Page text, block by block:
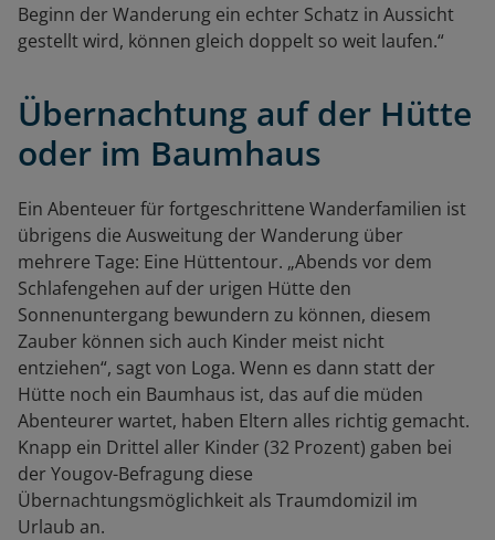
Beginn der Wanderung ein echter Schatz in Aussicht
gestellt wird, können gleich doppelt so weit laufen.“
Übernachtung auf der Hütte
oder im Baumhaus
Ein Abenteuer für fortgeschrittene Wanderfamilien ist
übrigens die Ausweitung der Wanderung über
mehrere Tage: Eine Hüttentour. „Abends vor dem
Schlafengehen auf der urigen Hütte den
Sonnenuntergang bewundern zu können, diesem
Zauber können sich auch Kinder meist nicht
entziehen“, sagt von Loga. Wenn es dann statt der
Hütte noch ein Baumhaus ist, das auf die müden
Abenteurer wartet, haben Eltern alles richtig gemacht.
Knapp ein Drittel aller Kinder (32 Prozent) gaben bei
der Yougov-Befragung diese
Übernachtungsmöglichkeit als Traumdomizil im
Urlaub an.